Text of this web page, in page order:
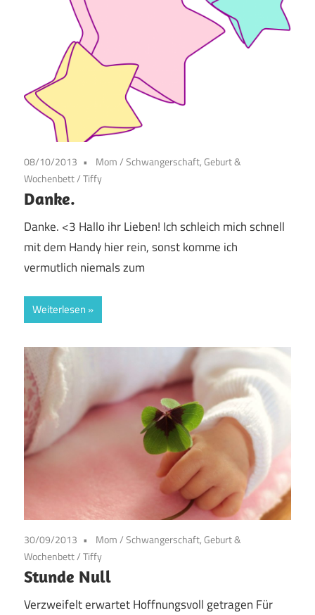
08/10/2013 Mom/Schwangerschaft, Geburt &
Wochenbett/Tiffy
Danke.
Danke. <3 Hallo ihr Lieben! Ich schleich mich schnell
mit dem Handy hier rein, sonst komme ich
vermutlich niemals zum
Weiterlesen
30/09/2013 Mom/Schwangerschaft, Geburt &
Wochenbett/Tiffy
Stunde Null
Verzweifelt erwartet Hoffnungsvoll getragen Für